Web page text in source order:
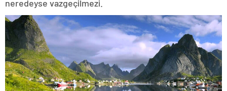
neredeyse vazgeçilmezi.